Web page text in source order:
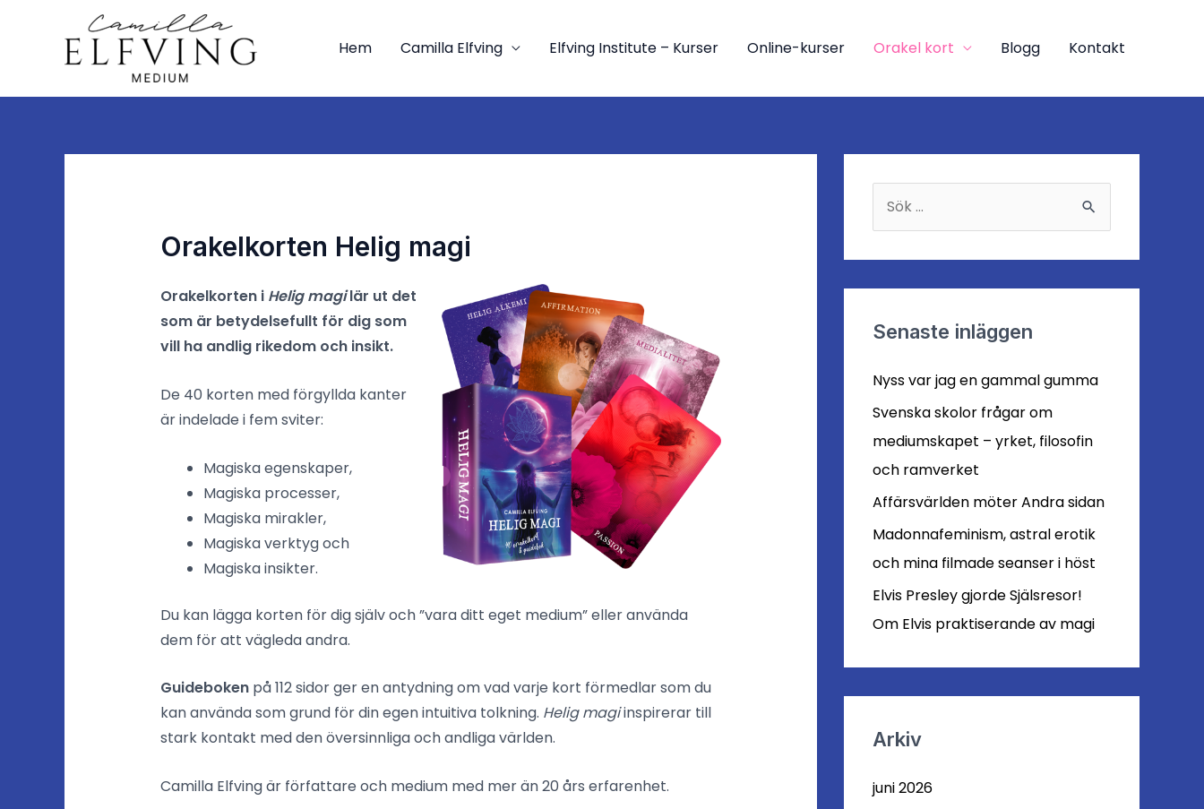
Hem Camilla Elfving Elfving Institute – Kurser Online-kurser Orakel kort Blogg Kontakt
Orakelkorten Helig magi
Orakelkorten i Helig magilär ut det
som är betydelsefullt för dig som
vill ha andlig rikedom och insikt.
De 40 korten med förgyllda kanter
är indelade i fem sviter:
Magiska egenskaper,
Magiska processer,
Magiska mirakler,
Magiska verktyg och
Magiska insikter.
Du kan lägga korten för dig själv och ”vara ditt eget medium” eller använda
dem för att vägleda andra.
Guidebokenpå 112 sidor ger en antydning om vad varje kort förmedlar som du
kan använda som grund för din egen intuitiva tolkning. Helig magiinspirerar till
stark kontakt med den över­sinnliga och andliga världen.
Camilla Elfving är författare och medium med mer än 20 års erfarenhet.
ö
k
e
f
e
r
:
Senaste inläggen
Nyss var jag en gammal gumma
Svenska skolor frågar om
mediumskapet – yrket, filosofin
och ramverket
Affärsvärlden möter Andra sidan
Madonnafeminism, astral erotik
och mina filmade seanser i höst
Elvis Presley gjorde Själsresor!
Om Elvis praktiserande av magi
Arkiv
juni 2026